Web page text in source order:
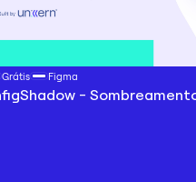
Grátis Figma